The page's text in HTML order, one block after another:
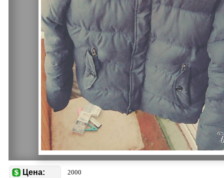
Цена: 2000